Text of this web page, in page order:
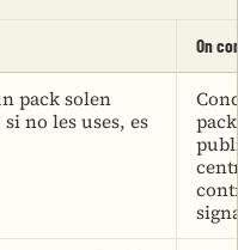
On
pack solen
no les uses, es
pack